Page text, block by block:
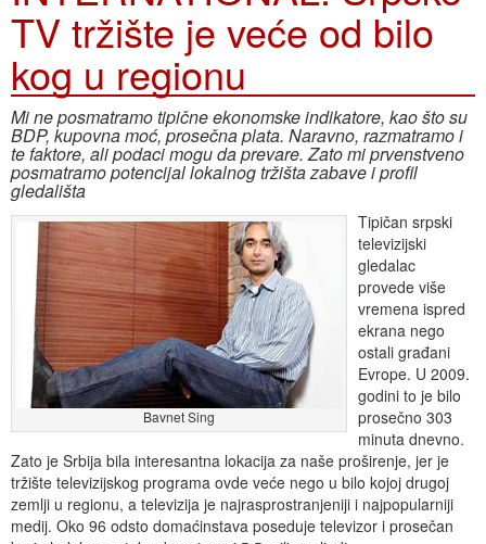
TV tržište je veće od bilo
kog u regionu
Mi ne posmatramo tipične ekonomske indikatore, kao što su
BDP, kupovna moć, prosečna plata. Naravno, razmatramo i
te faktore, ali podaci mogu da prevare. Zato mi prvenstveno
posmatramo potencijal lokalnog tržišta zabave i profil
gledališta
Bavnet Sing
Tipičan srpski
televizijski
gledalac
provede više
vremena ispred
ekrana nego
ostali građani
Evrope. U 2009.
godini to je bilo
prosečno 303
minuta dnevno.
Zato je Srbija bila interesantna lokacija za naše proširenje, jer je
tržište televizijskog programa ovde veće nego u bilo kojoj drugoj
zemlji u regionu, a televizija je najrasprostranjeniji i najpopularniji
medij. Oko 96 odsto domaćinstava poseduje televizor i prosečan